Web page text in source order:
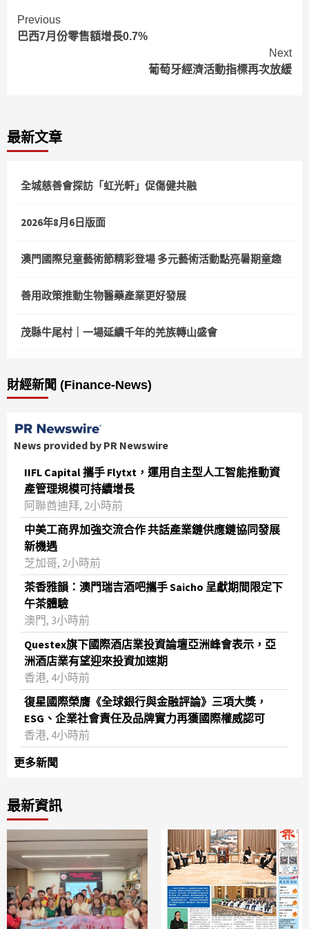
Continue
Reading
Previous
巴西7月份零售額增長0.7%
Next
葡萄牙經濟活動指標再次放緩
最新文章
全城慈善會探訪「虹光軒」促傷健共融
2026年8月6日版面
澳門國際兒童藝術節精彩登場 多元藝術活動點亮暑期童趣
善用政策推動生物醫藥產業更好發展
茂縣牛尾村｜一場延續千年的羌族轉山盛會
財經新聞 (Finance-News)
News provided by PR Newswire
IIFL Capital 攜手 Flytxt，運用自主型人工智能推動資
產管理規模可持續增長
阿聯酋迪拜, 2小時前
中美工商界加強交流合作 共話產業鏈供應鏈協同發展
新機遇
芝加哥, 2小時前
茶香雅韻：澳門瑞吉酒吧攜手 Saicho 呈獻期間限定下
午茶體驗
澳門, 3小時前
Questex旗下國際酒店業投資論壇亞洲峰會表示，亞
洲酒店業有望迎來投資加速期
香港, 4小時前
復星國際榮膺《全球銀行與金融評論》三項大獎，
ESG、企業社會責任及品牌實力再獲國際權威認可
香港, 4小時前
更多新聞
最新資訊